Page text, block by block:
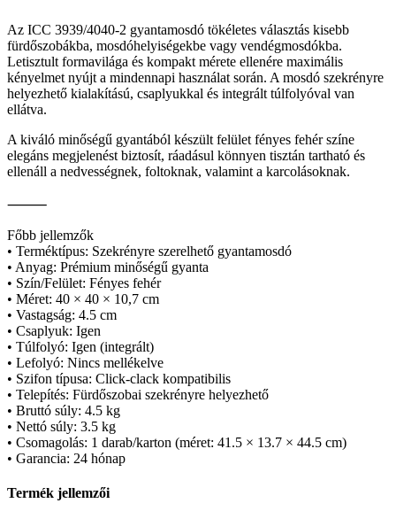
Az ICC 3939/4040-2 gyantamosdó tökéletes választás kisebb
fürdőszobákba, mosdóhelyiségekbe vagy vendégmosdókba.
Letisztult formavilága és kompakt mérete ellenére maximális
kényelmet nyújt a mindennapi használat során. A mosdó szekrényre
helyezhető kialakítású, csaplyukkal és integrált túlfolyóval van
ellátva.
A kiváló minőségű gyantából készült felület fényes fehér színe
elegáns megjelenést biztosít, ráadásul könnyen tisztán tartható és
ellenáll a nedvességnek, foltoknak, valamint a karcolásoknak.
⸻
Főbb jellemzők
• Terméktípus: Szekrényre szerelhető gyantamosdó
• Anyag: Prémium minőségű gyanta
• Szín/Felület: Fényes fehér
• Méret: 40 × 40 × 10,7 cm
• Vastagság: 4.5 cm
• Csaplyuk: Igen
• Túlfolyó: Igen (integrált)
• Lefolyó: Nincs mellékelve
• Szifon típusa: Click-clack kompatibilis
• Telepítés: Fürdőszobai szekrényre helyezhető
• Bruttó súly: 4.5 kg
• Nettó súly: 3.5 kg
• Csomagolás: 1 darab/karton (méret: 41.5 × 13.7 × 44.5 cm)
• Garancia: 24 hónap
Termék jellemzői